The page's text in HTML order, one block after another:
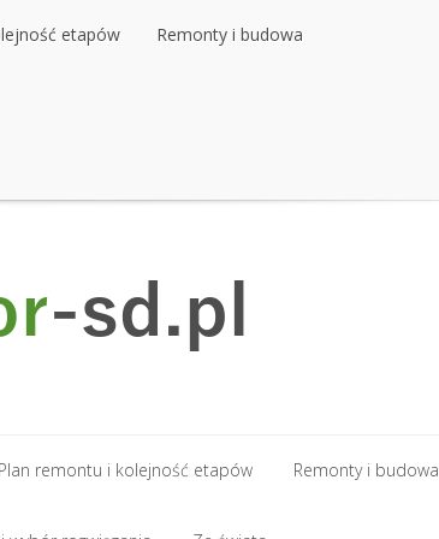
etapów
etapów
Remonty i budowa
Plan remontu i kolejność etapów Remonty i budowa